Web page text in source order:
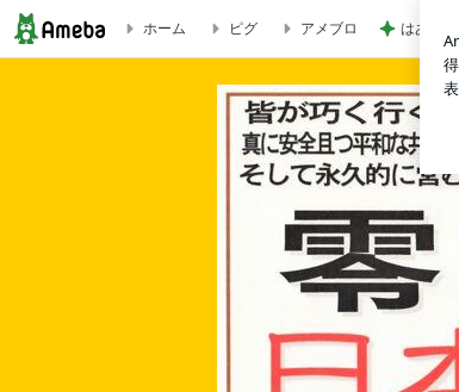
＜携帯版＞｢繕い尽くし｣のスポーツの百貨店、閉
ホーム ピグ アメブロ はあち